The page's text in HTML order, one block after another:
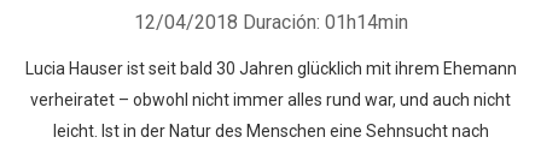
12/04/2018 Duración: 01h14min
Lucia Hauser ist seit bald 30 Jahren glücklich mit ihrem Ehemann
verheiratet – obwohl nicht immer alles rund war, und auch nicht
leicht. Ist in der Natur des Menschen eine Sehnsucht nach